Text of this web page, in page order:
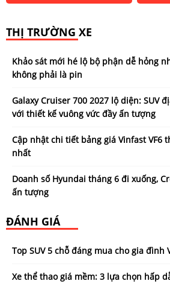
THỊ TRƯỜNG XE
Khảo sát mới hé lộ bộ phận dễ hỏng
không phải là pin
Galaxy Cruiser 700 2027 lộ diện: SUV
với thiết kế vuông vức đầy ấn tượng
Cập nhật chi tiết bảng giá Vinfast VF6
nhất
Doanh số Hyundai tháng 6 đi xuống,
ấn tượng
ĐÁNH GIÁ
Top SUV 5 chỗ đáng mua cho gia đình
Xe thể thao giá mềm: 3 lựa chọn hấp